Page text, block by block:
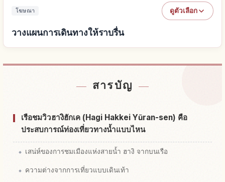
โฆษณา ดูตัวเลือก
วางแผนการเดินทางให้ราบรื่น
สารบัญ
เรือชมวิวฮางิฮักเค (Hagi Hakkei Yūran-sen) คือ
ประสบการณ์ท่องเที่ยวทางน้ำแบบไหน
เสน่ห์ของการชมเมืองแห่งสายน้ำ ฮางิ จากบนเรือ
ความต่างจากการเที่ยวแบบเดินเท้า